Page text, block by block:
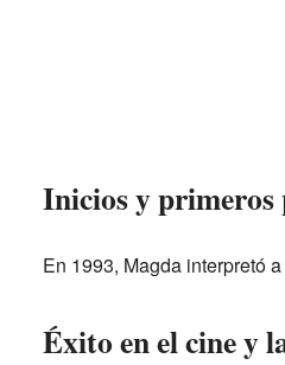
Inicios y primeros
En 1993, Magda interpretó
Éxito en el cine y